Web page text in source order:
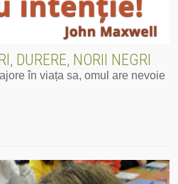
DURERE, NORII NEGRI
în viața sa, omul are nevoie